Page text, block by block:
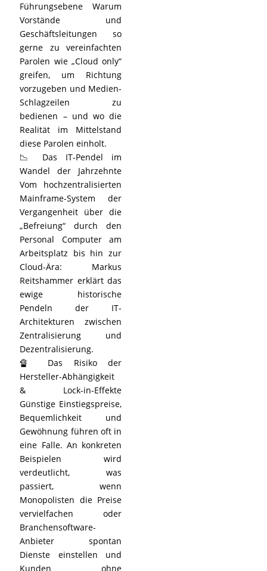
Führungsebene Warum
Vorstände und
Geschäftsleitungen so
gerne zu vereinfachten
Parolen wie „Cloud only“
greifen, um Richtung
vorzugeben und Medien-
Schlagzeilen zu
bedienen – und wo die
Realität im Mittelstand
diese Parolen einholt.
📉 Das IT-Pendel im
Wandel der Jahrzehnte
Vom hochzentralisierten
Mainframe-System der
Vergangenheit über die
„Befreiung“ durch den
Personal Computer am
Arbeitsplatz bis hin zur
Cloud-Ära: Markus
Reitshammer erklärt das
ewige historische
Pendeln der IT-
Architekturen zwischen
Zentralisierung und
Dezentralisierung.
🔏 Das Risiko der
Hersteller-Abhängigkeit
& Lock-in-Effekte
Günstige Einstiegspreise,
Bequemlichkeit und
Gewöhnung führen oft in
eine Falle. An konkreten
Beispielen wird
verdeutlicht, was
passiert, wenn
Monopolisten die Preise
vervielfachen oder
Branchensoftware-
Anbieter spontan
Dienste einstellen und
Kunden ohne